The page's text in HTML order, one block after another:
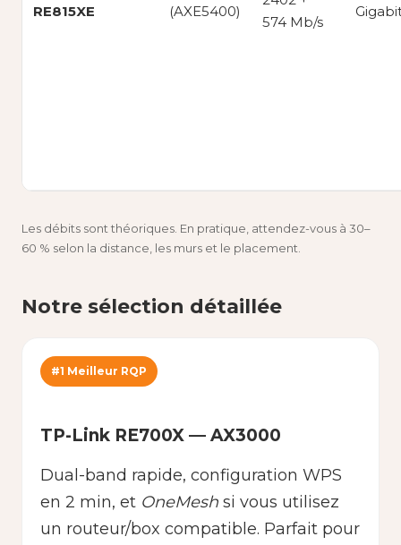
RE815XE
(AXE5400)
574 Mb/s
Les débits sont théoriques. En pratique, attendez-vous à 30–
60 % selon la distance, les murs et le placement.
Notre sélection détaillée
#1 Meilleur RQP
TP-Link RE700X — AX3000
Dual-band rapide, configuration WPS
en 2 min, et OneMesh si vous utilisez
un routeur/box compatible. Parfait pour